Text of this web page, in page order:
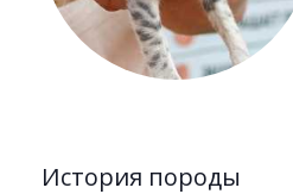
История породы